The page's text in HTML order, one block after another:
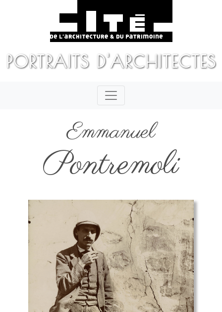
PORTRAITS D'ARCHITECTES
Emmanuel
Pontremoli